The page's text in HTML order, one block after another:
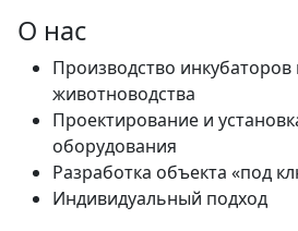
О нас
Производство
животноводства
Проектирование и
оборудования
Разработка объекта «под
Индивидуальный подход